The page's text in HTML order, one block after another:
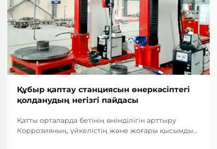
Құбыр қаптау станциясын өнеркәсіптегі
қолданудың негізгі пайдасы
Қатты орталарда бетінің өнімділігін арттыру
Коррозияның, үйкелістің және жоғары қысымды